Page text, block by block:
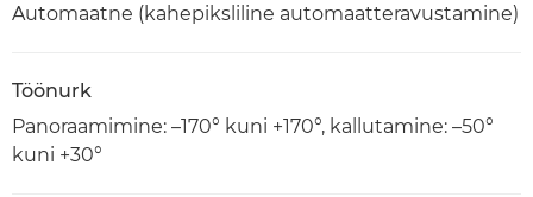
Automaatne (kahepiksliline automaatteravustamine)
Töönurk
Panoraamimine: –170° kuni +170°, kallutamine: –50°
kuni +30°